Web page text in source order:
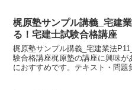
梶原塾サンプル講義_宅建
る！宅建士試験合格講座
梶原塾サンプル講義_宅建業法
験合格講座梶原塾の講座に興味
におすすめです。テキスト・問